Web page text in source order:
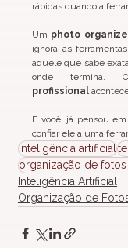
rápidas quando a
Um photo
ignora as
aquele que sabe
onde termina.
profissional
E você, já pensou
confiar ele a uma
inteligência artificial
organização de
Inteligência Artificial
Organização de